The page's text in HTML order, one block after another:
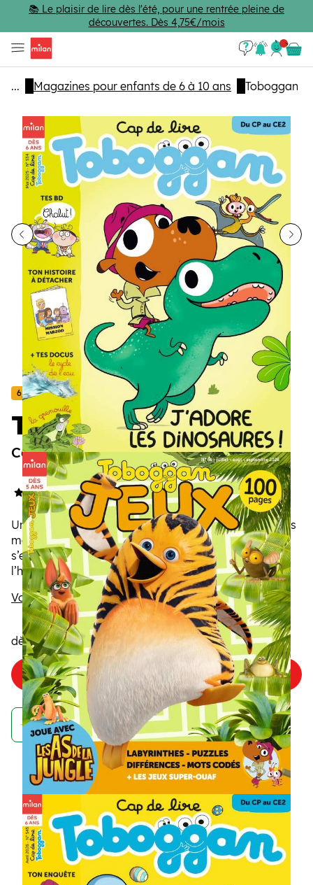
Passer au contenu principal
📚 Le plaisir de lire dès l'été, pour une rentrée pleine de
découvertes. Dès 4,75€/mois
Se
...
Magazines pour enfants de 6 à 10 ans Toboggan
Toboggan
Cap de lire !
6/8 ans
4.8/5 (22 avis)
Un magazine pour aborder la lecture sans stress. Trois
mots magiques pour apprendre à lire presque sans
s’en rendre compte : des jeux, des énigmes et de
l’humour. Avec Toboggan, impossible de s'ennuyer.
Voir la description
dès 5,75€/numéro
Choisir mon offre
Achetez maintenant et recevez votre numéro d'août
À quoi ressemble un
abonnement à un
magazine Toboggan ?